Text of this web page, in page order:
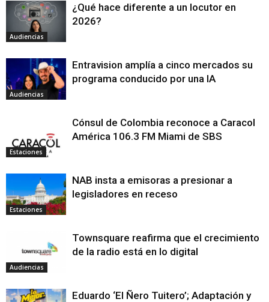
Audiencias
¿Qué hace diferente a un locutor en
2026?
Audiencias
Entravision amplía a cinco mercados su
programa conducido por una IA
Estaciones
Cónsul de Colombia reconoce a Caracol
América 106.3 FM Miami de SBS
Estaciones
NAB insta a emisoras a presionar a
legisladores en receso
Audiencias
Townsquare reafirma que el crecimiento
de la radio está en lo digital
Eduardo ‘El Ñero Tuitero’; Adaptación y